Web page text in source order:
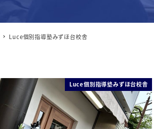
Luce個別指導塾みずほ台校舎
Luce個別指導塾みずほ台校舎